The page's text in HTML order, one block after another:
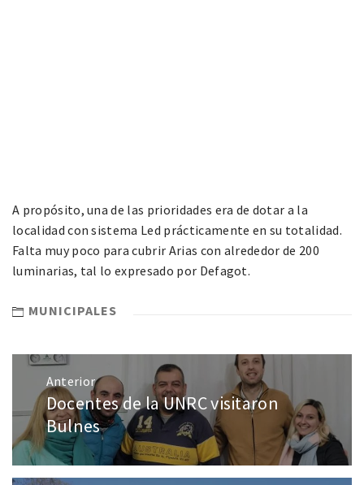
A propósito, una de las prioridades era de dotar a la
localidad con sistema Led prácticamente en su totalidad.
Falta muy poco para cubrir Arias con alrededor de 200
luminarias, tal lo expresado por Defagot.
MUNICIPALES
Anterior
Docentes de la UNRC visitaron
Bulnes